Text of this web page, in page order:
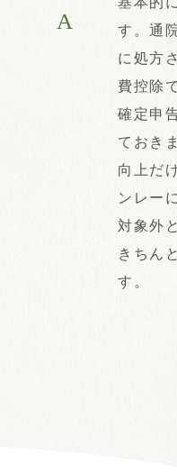
A
す。通
に処方
費控除
確定申
ておき
向上だ
ンレー
対象外
きちん
す。